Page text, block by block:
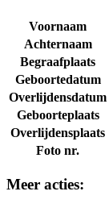
Voornaam
Achternaam
Begraafplaats
Geboortedatum
Overlijdensdatum
Geboorteplaats
Overlijdensplaats
Foto nr.
Meer acties: